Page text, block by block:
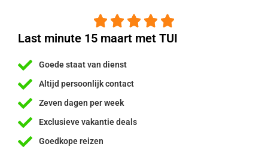
    
Last minute 15 maart met TUI
Goede staat van dienst
Altijd persoonlijk contact
Zeven dagen per week
Exclusieve vakantie deals
Goedkope reizen